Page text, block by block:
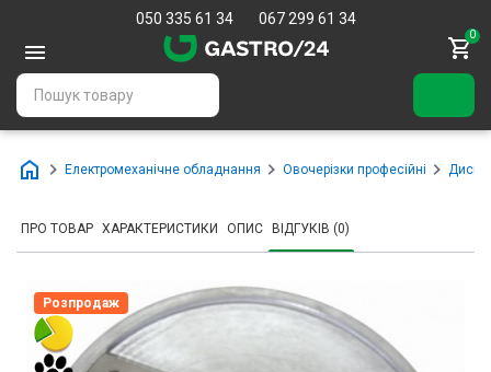
050 335 61 34 067 299 61 34
0
Електромеханічне обладнання Овочерізки професійні Диски
ПРО ТОВАР ХАРАКТЕРИСТИКИ ОПИС ВІДГУКІВ (0)
Розпродаж